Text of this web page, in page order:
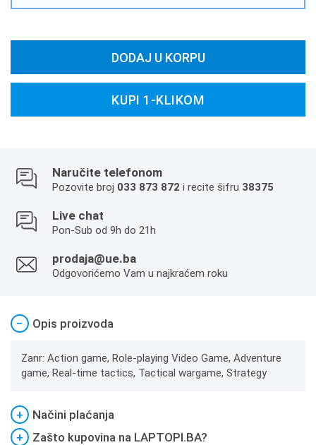
DODAJ U KORPU
KUPI 1-KLIKOM
Naručite telefonom
Pozovite broj 033 873 872 i recite šifru 38375
Live chat
Pon-Sub od 9h do 21h
prodaja@ue.ba
Odgovorićemo Vam u najkraćem roku
− Opis proizvoda
Zanr: Action game, Role-playing Video Game, Adventure
game, Real-time tactics, Tactical wargame, Strategy
+
Načini plaćanja
+
Zašto kupovina na LAPTOPI.BA?